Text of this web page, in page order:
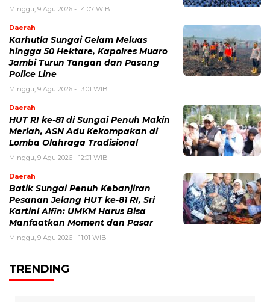
Minggu, 9 Agu 2026 - 14:07 WIB
Daerah
Karhutla Sungai Gelam Meluas
hingga 50 Hektare, Kapolres Muaro
Jambi Turun Tangan dan Pasang
Police Line
Minggu, 9 Agu 2026 - 13:01 WIB
Daerah
HUT RI ke-81 di Sungai Penuh Makin
Meriah, ASN Adu Kekompakan di
Lomba Olahraga Tradisional
Minggu, 9 Agu 2026 - 12:01 WIB
Daerah
Batik Sungai Penuh Kebanjiran
Pesanan Jelang HUT ke-81 RI, Sri
Kartini Alfin: UMKM Harus Bisa
Manfaatkan Moment dan Pasar
Minggu, 9 Agu 2026 - 11:01 WIB
TRENDING